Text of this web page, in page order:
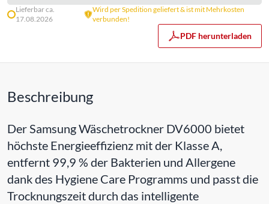
Lieferbar ca.
17.08.2026
Wird per Spedition geliefert & ist mit Mehrkosten
verbunden!
PDF herunterladen
Beschreibung
Der Samsung Wäschetrockner DV6000 bietet
höchste Energieeffizienz mit der Klasse A,
entfernt 99,9 % der Bakterien und Allergene
dank des Hygiene Care Programms und passt die
Trocknungszeit durch das intelligente